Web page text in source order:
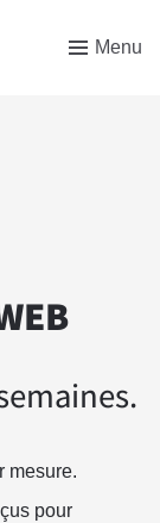
Menu
mesure.
pour